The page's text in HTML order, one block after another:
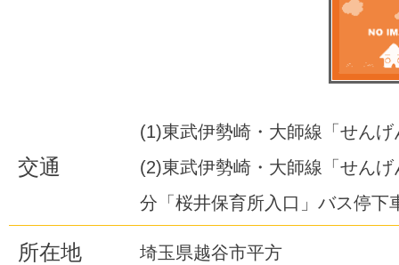
交通
(1)東武伊勢崎・大師線「せん
(2)東武伊勢崎・大師線「せん
分「桜井保育所入口」バス停下
所在地 埼玉県越谷市平方